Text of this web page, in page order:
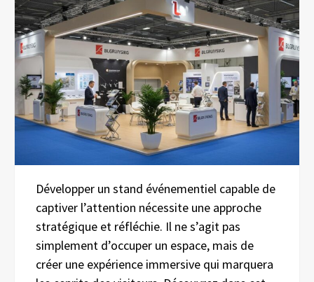
Développer un stand événementiel capable de
captiver l’attention nécessite une approche
stratégique et réfléchie. Il ne s’agit pas
simplement d’occuper un espace, mais de
créer une expérience immersive qui marquera